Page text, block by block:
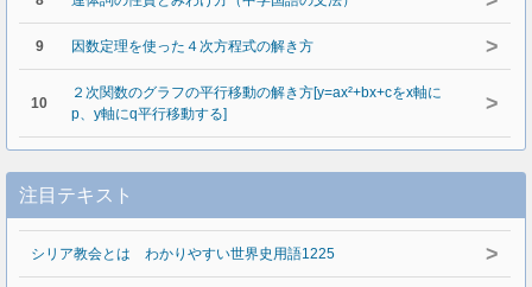
9 因数定理を使った４次方程式の解き方 >
10
２次関数のグラフの平行移動の解き方[y=ax²+bx+cをx軸に
p、y軸にq平行移動する]
>
注目テキスト
シリア教会とは わかりやすい世界史用語1225 >